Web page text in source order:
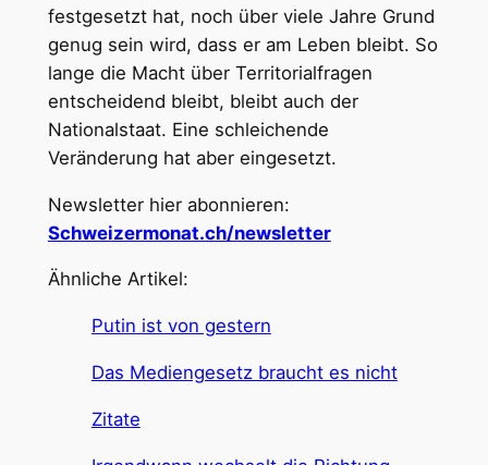
festgesetzt hat, noch über viele Jahre Grund
genug sein wird, dass er am Leben bleibt. So
lange die Macht über Territorialfragen
entscheidend bleibt, bleibt auch der
Nationalstaat. Eine schleichende
Veränderung hat aber eingesetzt.
Newsletter hier abonnieren:
Schweizermonat.ch/newsletter
Ähnliche Artikel:
Putin ist von gestern
Das Mediengesetz braucht es nicht
Zitate